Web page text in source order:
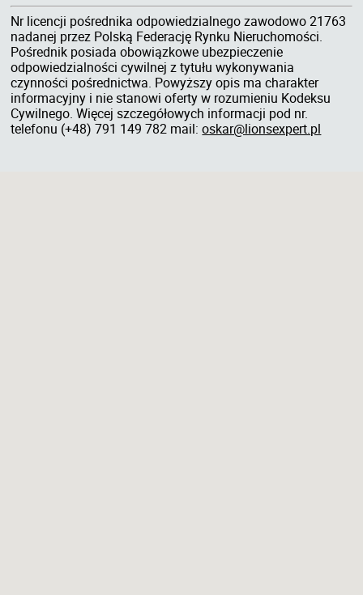
Nr licencji pośrednika odpowiedzialnego zawodowo 21763
nadanej przez Polską Federację Rynku Nieruchomości.
Pośrednik posiada obowiązkowe ubezpieczenie
odpowiedzialności cywilnej z tytułu wykonywania
czynności pośrednictwa. Powyższy opis ma charakter
informacyjny i nie stanowi oferty w rozumieniu Kodeksu
Cywilnego. Więcej szczegółowych informacji pod nr.
telefonu (+48) 791 149 782 mail:oskar@lionsexpert.pl